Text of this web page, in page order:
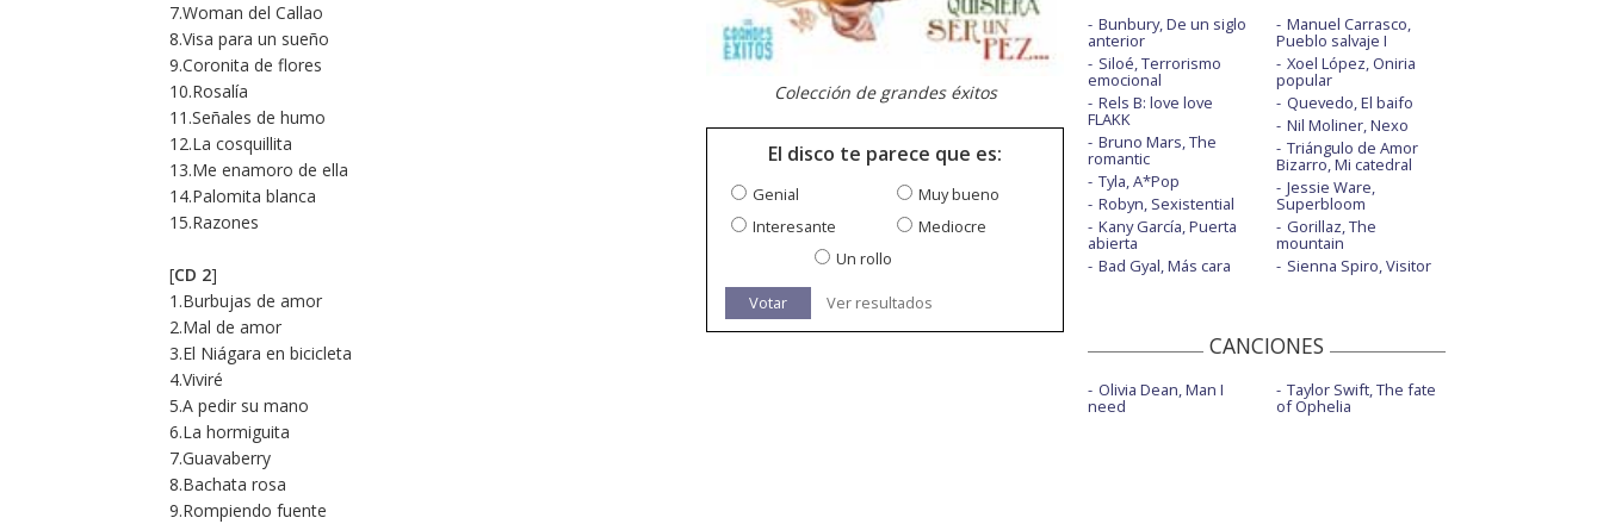
7.Woman del Callao
8.Visa para un sueño
9.Coronita de flores
10.Rosalía
11.Señales de humo
12.La cosquillita
13.Me enamoro de ella
14.Palomita blanca
15.Razones
[CD 2]
1.Burbujas de amor
2.Mal de amor
3.El Niágara en bicicleta
4.Viviré
5.A pedir su mano
6.La hormiguita
7.Guavaberry
8.Bachata rosa
9.Rompiendo fuente
Colección de grandes éxitos
El disco te parece que es:
Genial
Muy bueno
Interesante
Mediocre
Un rollo
Votar Ver resultados
Bunbury, De un siglo
anterior
Siloé, Terrorismo
emocional
Rels B: love love
FLAKK
Bruno Mars, The
romantic
Tyla, A*Pop
Robyn, Sexistential
Kany García, Puerta
abierta
Bad Gyal, Más cara
Manuel Carrasco,
Pueblo salvaje I
Xoel López, Oniria
popular
Quevedo, El baifo
Nil Moliner, Nexo
Triángulo de Amor
Bizarro, Mi catedral
Jessie Ware,
Superbloom
Gorillaz, The
mountain
Sienna Spiro, Visitor
CANCIONES
Olivia Dean, Man I
need
Taylor Swift, The fate
of Ophelia